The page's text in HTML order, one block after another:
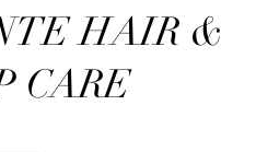
HAIR &
CARE